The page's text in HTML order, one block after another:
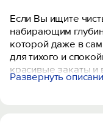
Если Вы ищите
набирающим
которой даже в
для тихого и
красивые закаты и
озерах с
Развернуть